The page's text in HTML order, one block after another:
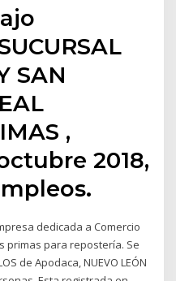
SAN
,
2018,
dedicada a Comercio
primas para repostería. Se
de Apodaca, NUEVO LEÓN